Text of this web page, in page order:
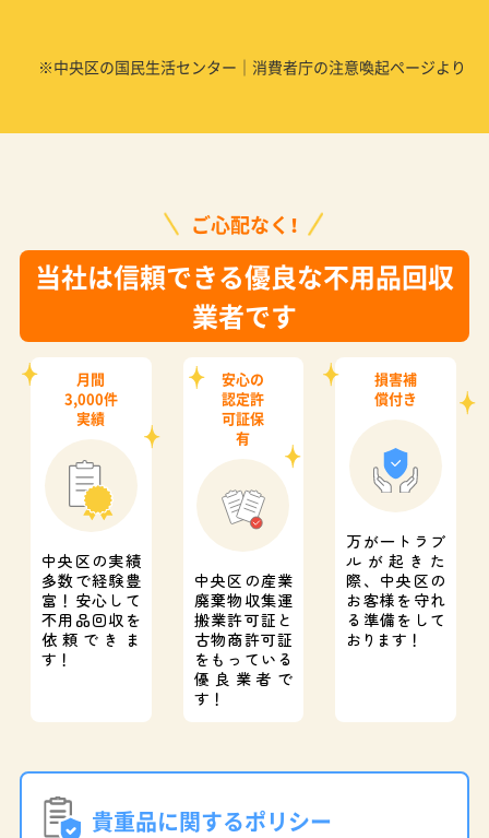
※中央区の国民生活センター｜消費者庁の注意喚起ページより
ご心配なく！
当社は信頼できる優良な不用品回収
業者です
月間
3,000件
実績
中央区の実績
多数で経験豊
富！ 安心して
不用品回収を
依頼できま
す！
安心の
認定許
可証保
有
中央区の産業
廃棄物収集運
搬業許可証と
古物商許可証
をもっている
優良業者で
す！
損害補
償付き
万が一トラブ
ルが起きた
際、 中央区の
お客様を守れ
る準備をして
おります！
貴重品に関するポリシー